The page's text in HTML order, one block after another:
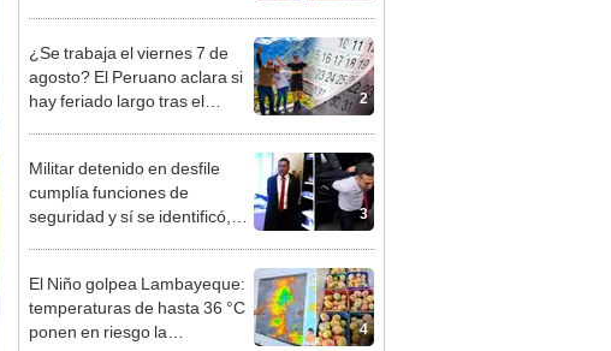
2
¿Se trabaja el viernes 7 de
agosto? El Peruano aclara si
hay feriado largo tras el
3
Militar detenido en desfile
cumplía funciones de
seguridad y sí se identificó,
4
El Niño golpea Lambayeque:
temperaturas de hasta 36 °C
ponen en riesgo la